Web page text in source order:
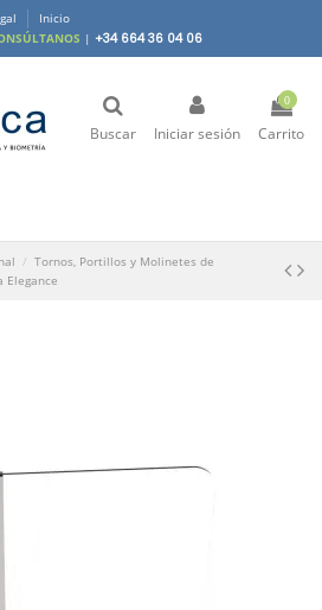
Inicio
| +34 664 36 04 06
Buscar Iniciar sesión
0
Carrito
Tornos, Portillos y Molinetes de
Elegance